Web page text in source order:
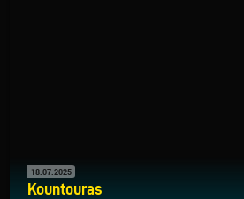
18.07.2025
Kountouras